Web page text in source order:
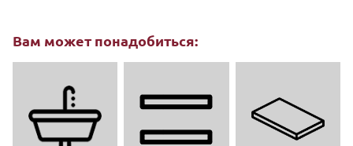
Вам может понадобиться: